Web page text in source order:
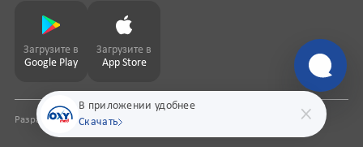
В приложении удобнее
Скачать
Загрузите в
Google Play
Загрузите в
App Store
Разработка сайтаpharmit.uz